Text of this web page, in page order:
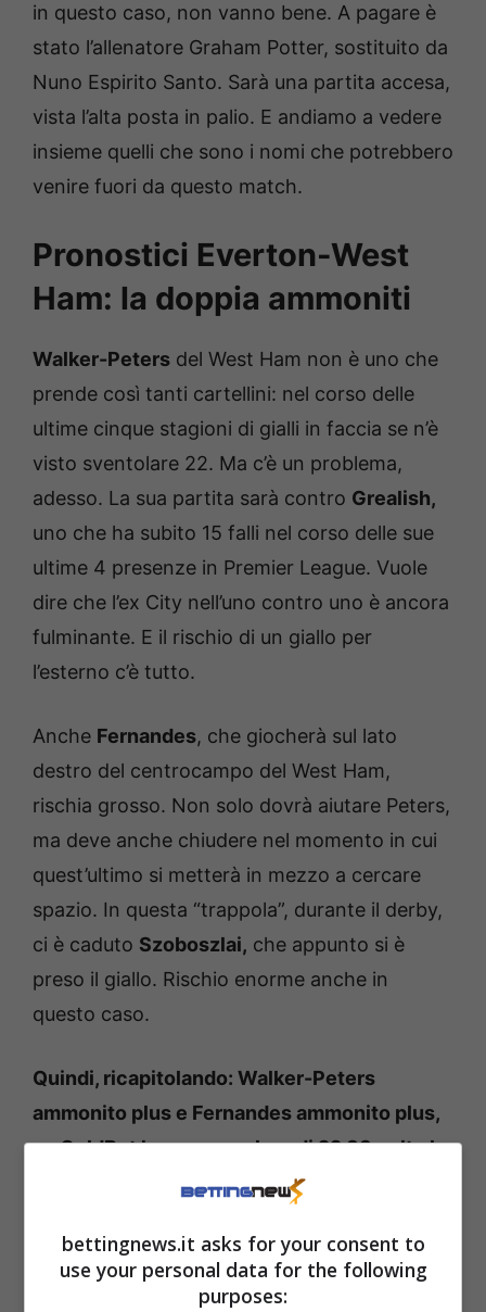
in questo caso, non vanno bene. A pagare è
stato l’allenatore Graham Potter, sostituito da
Nuno Espirito Santo. Sarà una partita accesa,
vista l’alta posta in palio. E andiamo a vedere
insieme quelli che sono i nomi che potrebbero
venire fuori da questo match.
Pronostici Everton-West
Ham: la doppia ammoniti
Walker-Peters del West Ham non è uno che
prende così tanti cartellini: nel corso delle
ultime cinque stagioni di gialli in faccia se n’è
visto sventolare 22. Ma c’è un problema,
adesso. La sua partita sarà contro Grealish,
uno che ha subito 15 falli nel corso delle sue
ultime 4 presenze in Premier League. Vuole
dire che l’ex City nell’uno contro uno è ancora
fulminante. E il rischio di un giallo per
l’esterno c’è tutto.
Anche Fernandes, che giocherà sul lato
destro del centrocampo del West Ham,
rischia grosso. Non solo dovrà aiutare Peters,
ma deve anche chiudere nel momento in cui
quest’ultimo si metterà in mezzo a cercare
spazio. In questa “trappola”, durante il derby,
ci è caduto Szoboszlai, che appunto si è
preso il giallo. Rischio enorme anche in
questo caso.
Quindi, ricapitolando: Walker-Peters
ammonito plus e Fernandes ammonito plus,
su GoldBet hanno un valore di 22,83 volte la
Everton-West Ham, marcatore
e tiri
bettingnews.it asks for your consent to
use your personal data for the following
purposes: